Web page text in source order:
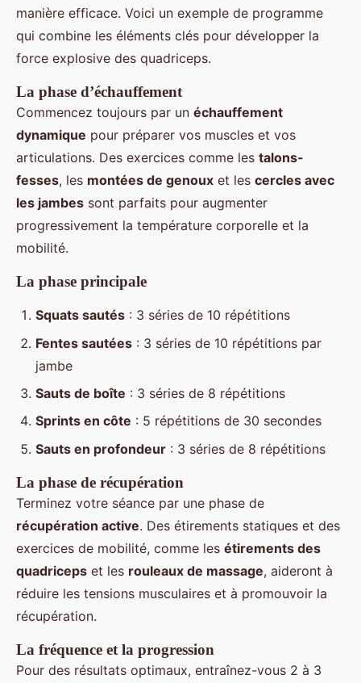
manière efficace. Voici un exemple de programme
qui combine les éléments clés pour développer la
force explosive des quadriceps.
La phase d’échauffement
Commencez toujours par un échauffement
dynamique pour préparer vos muscles et vos
articulations. Des exercices comme les talons-
fesses, les montées de genoux et les cercles avec
les jambes sont parfaits pour augmenter
progressivement la température corporelle et la
mobilité.
La phase principale
Squats sautés : 3 séries de 10 répétitions
Fentes sautées : 3 séries de 10 répétitions par
jambe
Sauts de boîte : 3 séries de 8 répétitions
Sprints en côte : 5 répétitions de 30 secondes
Sauts en profondeur : 3 séries de 8 répétitions
La phase de récupération
Terminez votre séance par une phase de
récupération active. Des étirements statiques et des
exercices de mobilité, comme les étirements des
quadriceps et les rouleaux de massage, aideront à
réduire les tensions musculaires et à promouvoir la
récupération.
La fréquence et la progression
Pour des résultats optimaux, entraînez-vous 2 à 3